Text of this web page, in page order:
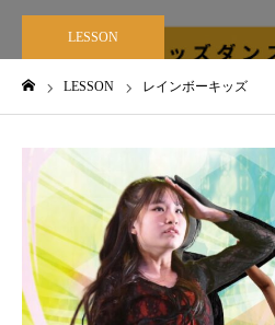
LESSON
LESSON レインボーキッズ